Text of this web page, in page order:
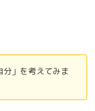
」を考えてみま